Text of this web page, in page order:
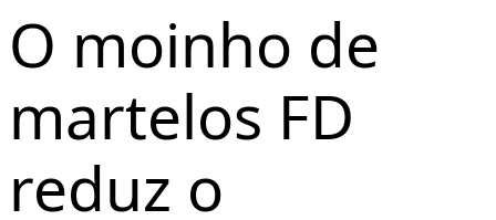
O moinho de
martelos FD
reduz o